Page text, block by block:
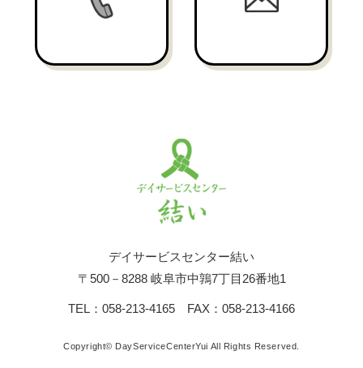
デイサービスセンター結い
〒500－8288 岐阜市中鶉7丁目26番地1
TEL：058-213-4165 FAX：058-213-4166
Copyright© DayServiceCenterYui All Rights Reserved.